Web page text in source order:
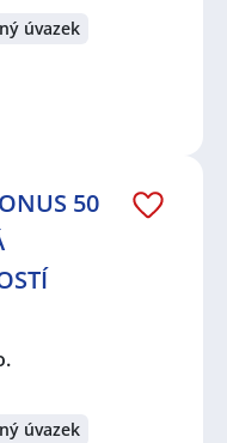
úvazek
50
úvazek